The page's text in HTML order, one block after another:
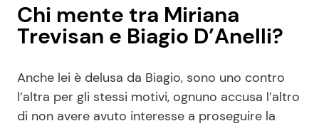
Chi mente tra Miriana
Trevisan e Biagio D’Anelli?
Anche lei è delusa da Biagio, sono uno contro
l’altra per gli stessi motivi, ognuno accusa l’altro
di non avere avuto interesse a proseguire la